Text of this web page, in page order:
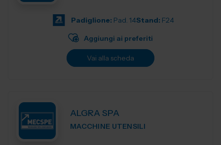
Padiglione: Pad. 14Stand: F24
Aggiungi ai preferiti
Vai alla scheda
ALGRA SPA
MACCHINE UTENSILI